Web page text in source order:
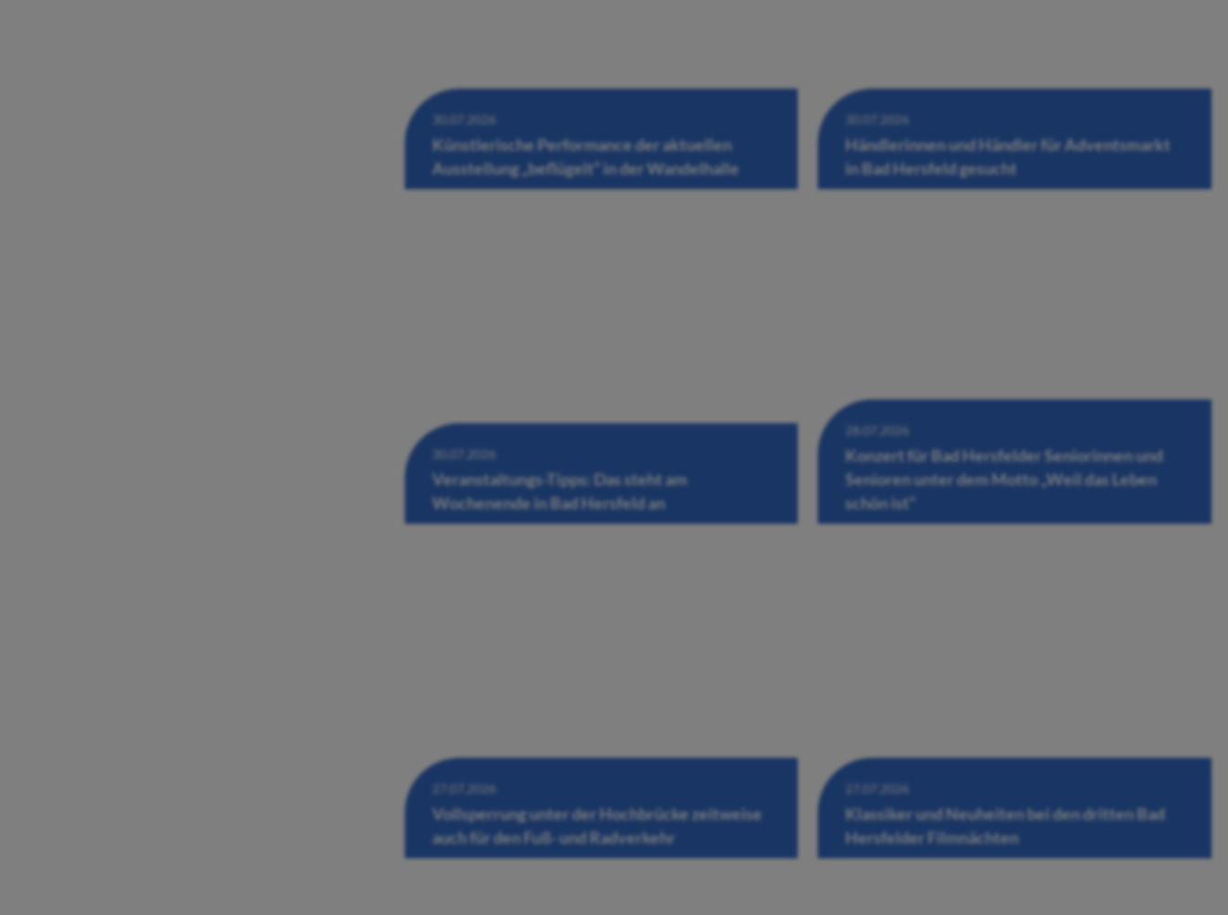
30.07.2026
Künstlerische Performance der aktuellen
Ausstellung „beflügelt“ in der Wandelhalle
30.07.2026
Händlerinnen und Händler für Adventsmarkt
in Bad Hersfeld gesucht
30.07.2026
Veranstaltungs-Tipps: Das steht am
Wochenende in Bad Hersfeld an
28.07.2026
Konzert für Bad Hersfelder Seniorinnen und
Senioren unter dem Motto „Weil das Leben
schön ist“
27.07.2026
Vollsperrung unter der Hochbrücke zeitweise
auch für den Fuß- und Radverkehr
27.07.2026
Klassiker und Neuheiten bei den dritten Bad
Hersfelder Filmnächten